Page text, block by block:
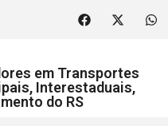
em Transportes
Interestaduais,
do RS